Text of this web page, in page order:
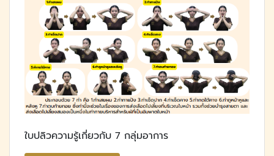
ใบปลิวความรู้เกี่ยวกับ 7 กลุ่มอาการ